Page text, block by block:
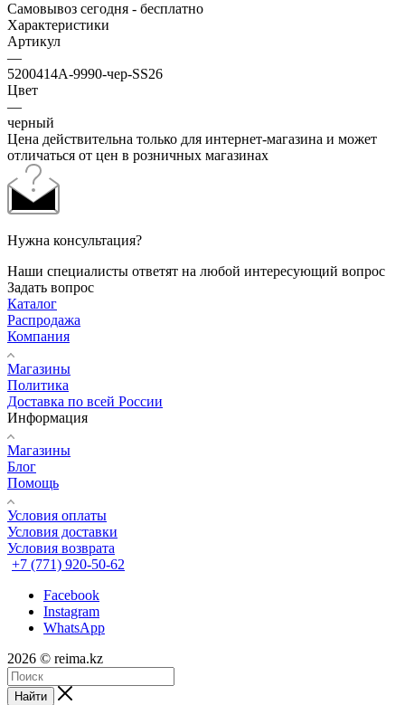
Самовывоз сегодня - бесплатно
Характеристики
Артикул
—
5200414A-9990-чер-SS26
Цвет
—
черный
Цена действительна только для интернет-магазина и может
отличаться от цен в розничных магазинах
Нужна консультация?
Наши специалисты ответят на любой интересующий вопрос
Задать вопрос
Каталог
Распродажа
Компания
Магазины
Политика
Доставка по всей России
Информация
Магазины
Блог
Помощь
Условия оплаты
Условия доставки
Условия возврата
+7 (771) 920-50-62
Facebook
Instagram
WhatsApp
2026 © reima.kz
Найти